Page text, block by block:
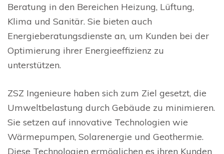
Beratung in den Bereichen Heizung, Lüftung,
Klima und Sanitär. Sie bieten auch
Energieberatungsdienste an, um Kunden bei der
Optimierung ihrer Energieeffizienz zu
unterstützen.
ZSZ Ingenieure haben sich zum Ziel gesetzt, die
Umweltbelastung durch Gebäude zu minimieren.
Sie setzen auf innovative Technologien wie
Wärmepumpen, Solarenergie und Geothermie.
Diese Technologien ermöglichen es ihren Kunden